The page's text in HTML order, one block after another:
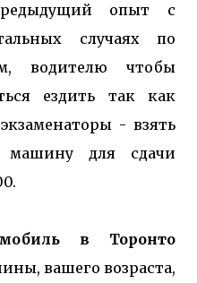
опыт с
случаях по
водителю чтобы
ездить так как
- взять
машину для сдачи
в Торонто
вашего возраста,